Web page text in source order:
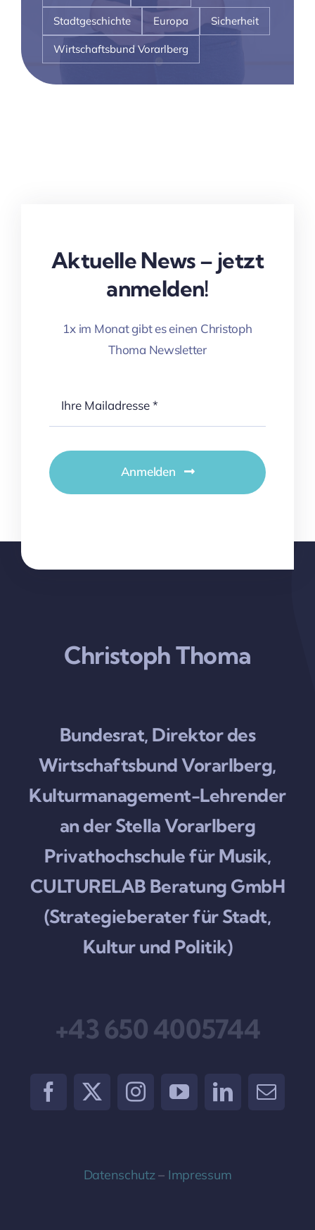
Stadtgeschichte Europa Sicherheit
Wirtschaftsbund Vorarlberg
Aktuelle News – jetzt
anmelden!
1x im Monat gibt es einen Christoph
Thoma Newsletter
Anmelden
Christoph Thoma
Bundesrat, Direktor des
Wirtschaftsbund Vorarlberg,
Kulturmanagement-Lehrender
an der Stella Vorarlberg
Privathochschule für Musik,
CULTURELAB Beratung GmbH
(Strategieberater für Stadt,
Kultur und Politik)
+43 650 4005744
Datenschutz– Impressum